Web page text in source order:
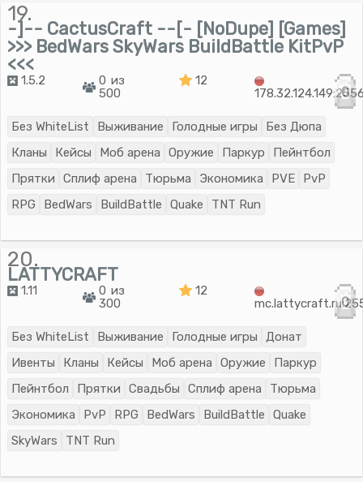
19.
-]-- CactusCraft --[- [NoDupe] [Games]
>>> BedWars SkyWars BuildBattle KitPvP
<<<
1.5.2
0 из
500
12
0
Без WhiteList Выживание Голодные игры
Без Дюпа
Кланы
Кейсы Моб арена Оружие Паркур
Пейнтбол
Прятки
Сплиф арена Тюрьма Экономика PVE
PvP
RPG
BedWars BuildBattle Quake TNT Run
20.
LATTYCRAFT
1.11
0 из
300
12
0
Без WhiteList Выживание Голодные игры
Донат
Ивенты
Кланы Кейсы Моб арена Оружие
Паркур
Пейнтбол
Прятки Свадьбы Сплиф арена
Тюрьма
Экономика
PvP RPG BedWars BuildBattle
Quake
SkyWars
TNT Run